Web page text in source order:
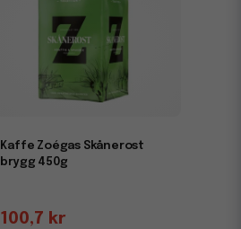
Kaffe Zoégas Skånerost
brygg 450g
100,7 kr